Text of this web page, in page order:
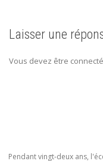
Laisser une
Vous devez être
Pendant vingt-deux ans,